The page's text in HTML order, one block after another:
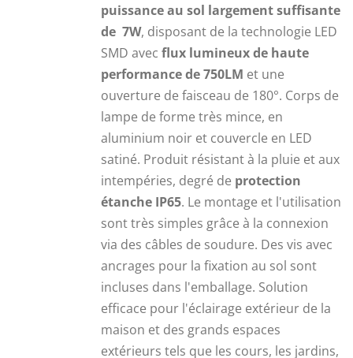
puissance au sol largement suffisante
de 7W, disposant de la technologie LED
SMD avec flux lumineux de haute
performance de 750LM et une
ouverture de faisceau de 180°. Corps de
lampe de forme très mince, en
aluminium noir et couvercle en LED
satiné. Produit résistant à la pluie et aux
intempéries, degré de protection
étanche IP65. Le montage et l'utilisation
sont très simples grâce à la connexion
via des câbles de soudure. Des vis avec
ancrages pour la fixation au sol sont
incluses dans l'emballage. Solution
efficace pour l'éclairage extérieur de la
maison et des grands espaces
extérieurs tels que les cours, les jardins,